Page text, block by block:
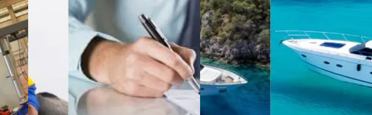
Ambalaj İthalat İhracat
Dernekler ve
Birlikler